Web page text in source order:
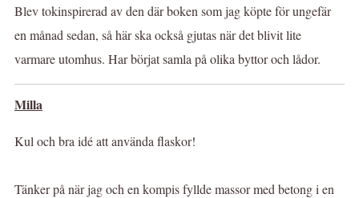
Blev tokinspirerad av den där boken som jag köpte för ungefär
en månad sedan, så här ska också gjutas när det blivit lite
varmare utomhus. Har börjat samla på olika byttor och lådor.
Milla
Kul och bra idé att använda flaskor!
Tänker på när jag och en kompis fyllde massor med betong i en